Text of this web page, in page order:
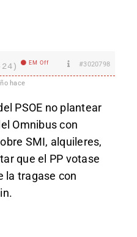
EM Off #3020798
hace
PSOE no plantear
Omnibus con
SMI, alquileres,
que el PP votase
la tragase con